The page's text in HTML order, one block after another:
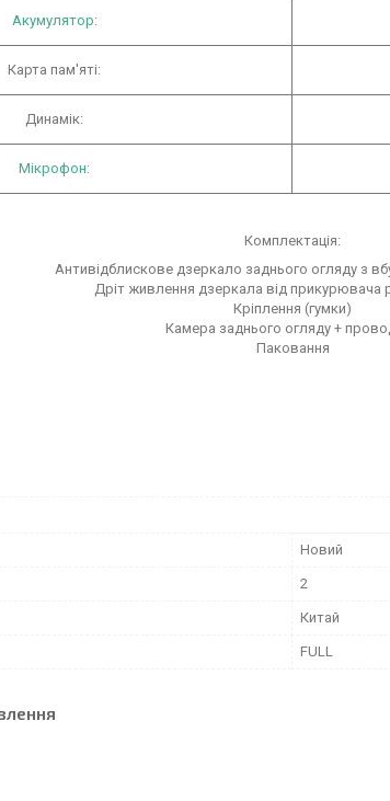
Акумулятор:
Карта пам'яті:
Динамік:
Мікрофон:
Комплектація:
Антивідблискове дзеркало заднього огляду з
Дріт живлення дзеркала від прикурювача
Кріплення (гумки)
Камера заднього огляду +
Паковання
Новий
2
Китай
FULL